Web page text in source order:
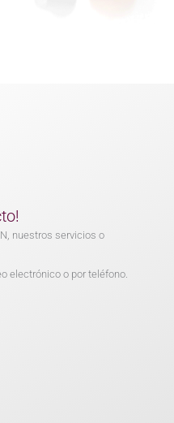
nuestros servicios o
electrónico o por teléfono.